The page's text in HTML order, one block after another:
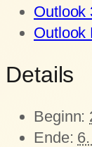
Outlook
Outlook
Details
Beginn:
Ende: